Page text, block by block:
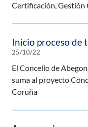
Certificación, Gestión
Inicio proceso de
25/10/22
El Concello de
suma al proyecto
Coruña